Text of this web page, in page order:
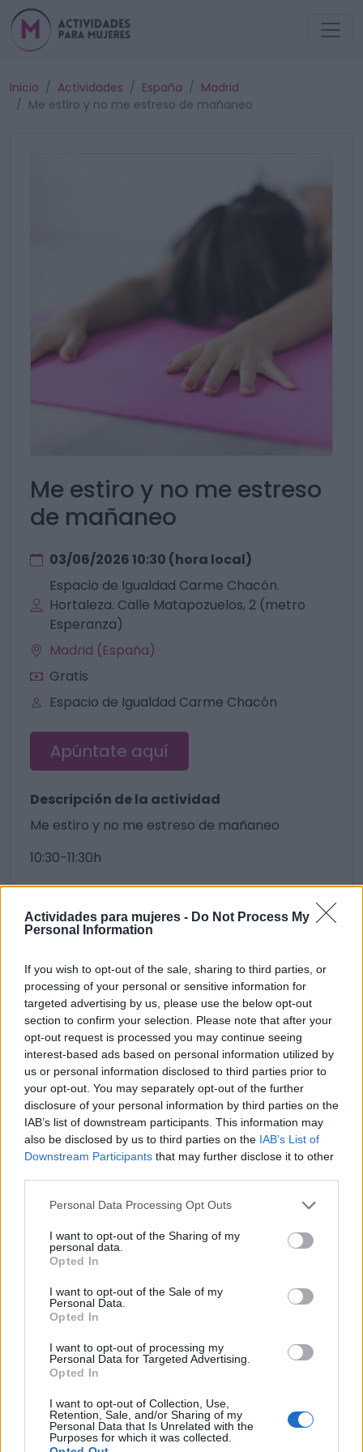
Actividades para mujeres - Do Not Process My
Personal Information
If you wish to opt-out of the sale, sharing to third parties, or
processing of your personal or sensitive information for
targeted advertising by us, please use the below opt-out
section to confirm your selection. Please note that after your
opt-out request is processed you may continue seeing
interest-based ads based on personal information utilized by
us or personal information disclosed to third parties prior to
your opt-out. You may separately opt-out of the further
disclosure of your personal information by third parties on the
IAB’s list of downstream participants. This information may
also be disclosed by us to third parties on the IAB’s List of
Downstream Participants that may further disclose it to other
Personal Data Processing Opt Outs
I want to opt-out of the Sharing of my
personal data.
Opted In
I want to opt-out of the Sale of my
Personal Data.
Opted In
I want to opt-out of processing my
Personal Data for Targeted Advertising.
Opted In
I want to opt-out of Collection, Use,
Retention, Sale, and/or Sharing of my
Personal Data that Is Unrelated with the
Purposes for which it was collected.
Inicio Actividades España
Madrid
Me estiro y no me estreso de mañaneo
Me estiro y no me estreso
de mañaneo
03/06/2026 10:30 (hora local)
Espacio de Igualdad Carme Chacón.
Hortaleza. Calle Matapozuelos, 2 (metro
Esperanza)
Madrid (España)
Gratis
Espacio de Igualdad Carme Chacón
Apúntate aquí
Descripción de la actividad
Me estiro y no me estreso de mañaneo
10:30-11:30h
6 visualizaciones Relajarse
Únete a nuestra comunidad y
mantente informada de
nuestras novedades
elaviso legal.
Unirme
Información sobre la protección de datos: